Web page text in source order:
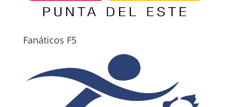
Fanáticos F5